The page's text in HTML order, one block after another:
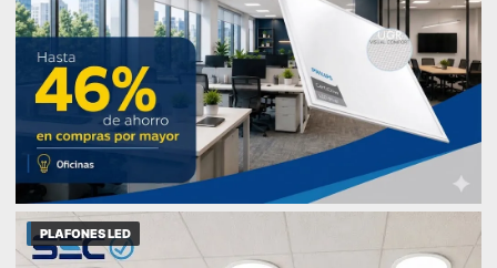
PLAFONES LED